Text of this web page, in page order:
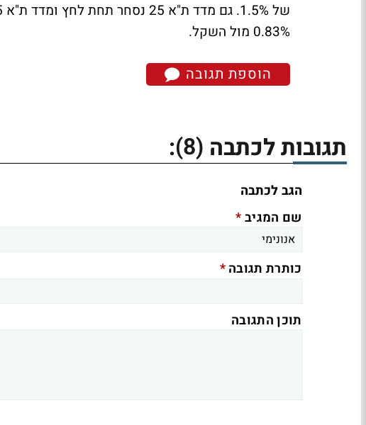
0.83% מול השקל.
הוספת תגובה
תגובות לכתבה (8)
:
הגב לכתבה
שם המגיב*
כותרת תגובה*
תוכן התגובה